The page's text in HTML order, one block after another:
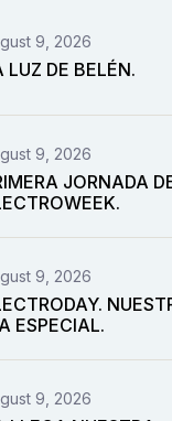
9, 2026
LUZ DE BELÉN.
9, 2026
JORNADA
9, 2026
ESPECIAL.
9, 2026